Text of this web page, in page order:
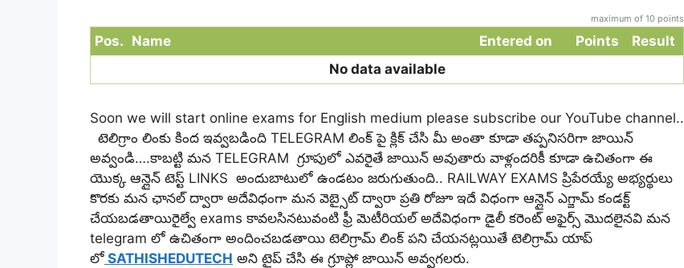
maximum of 10 points
Pos. Name Entered on Points
Result
No data available
Soon we will start online exams for English medium please subscribe our YouTube channel..
టెలిగ్రాం లింకు కింద ఇవ్వబడింది TELEGRAM లింక్ పై క్లిక్ చేసి మీ అంతా కూడా తప్పనిసరిగా జాయిన్
అవ్వండి….కాబట్టి మన TELEGRAM గ్రూపులో ఎవరైతే జాయిన్ అవుతారు వాళ్లందరికీ కూడా ఉచితంగా ఈ
యొక్క ఆన్లైన్ టెస్ట్ LINKS అందుబాటులో ఉండటం జరుగుతుంది.. RAILWAY EXAMS ప్రిపేరయ్యే అభ్యర్థులు
కొరకు మన ఛానల్ ద్వారా అదేవిధంగా మన వెబ్సైట్ ద్వారా ప్రతి రోజూ ఇదే విధంగా ఆన్లైన్ ఎగ్జామ్ కండక్ట్
చేయబడతాయిరైల్వే exams కావలసినటువంటి ఫ్రీ మెటీరియల్ అదేవిధంగా డైలీ కరెంట్ అఫైర్స్ మొదలైనవి మన
telegram లో ఉచితంగా అందించబడతాయి టెలిగ్రామ్ లింక్ పని చేయనట్లయితే టెలిగ్రామ్ యాప్
లో SATHISHEDUTECH అని టైప్ చేసి ఈ గ్రూప్లో జాయిన్ అవ్వగలరు.